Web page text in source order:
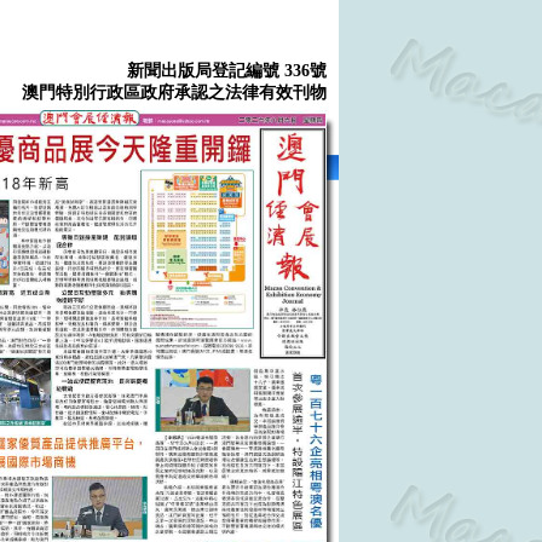
新聞出版局登記編號 336號
澳門特別行政區政府承認之法律有效刊物